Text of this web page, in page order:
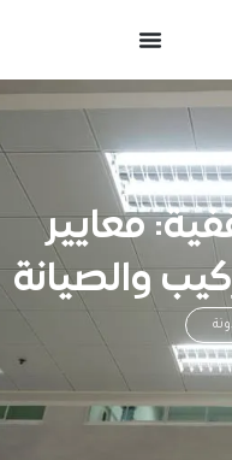
معايير
والصيانة